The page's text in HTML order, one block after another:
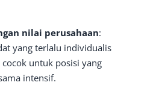
nilai perusahaan:
yang terlalu individualis
untuk posisi yang
intensif.